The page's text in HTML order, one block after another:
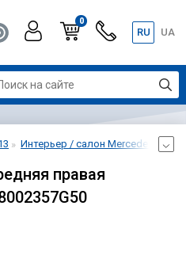
0
RU UA
Интерьер / салон Mercedes S-
правая